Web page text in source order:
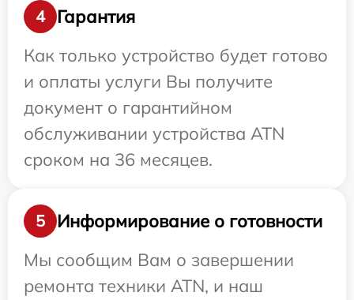
4
Гарантия
Как только устройство будет готово
и оплаты услуги Вы получите
документ о гарантийном
обслуживании устройства ATN
сроком на 36 месяцев.
5
Информирование о готовности
Мы сообщим Вам о завершении
ремонта техники ATN, и наш